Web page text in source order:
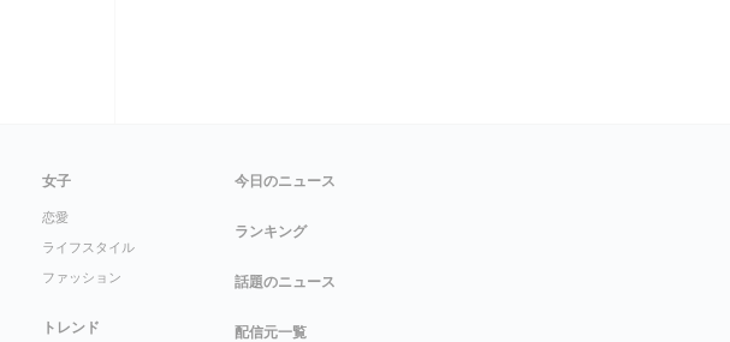
女子
恋愛
ライフスタイル
ファッション
トレンド
今日のニュース
ランキング
話題のニュース
配信元一覧